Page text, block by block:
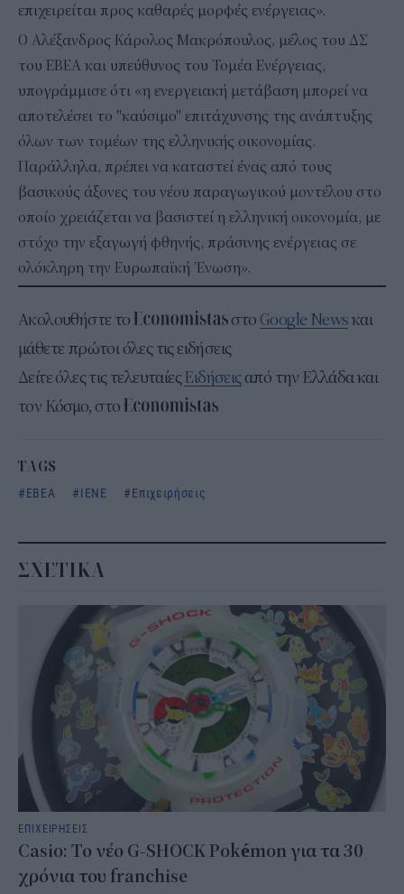
επιχειρείται προς καθαρές μορφές ενέργειας».
Ο Αλέξανδρος Κάρολος Μακρόπουλος, μέλος του ΔΣ
του ΕΒΕΑ και υπεύθυνος του Τομέα Ενέργειας,
υπογράμμισε ότι «η ενεργειακή μετάβαση μπορεί να
αποτελέσει το "καύσιμο" επιτάχυνσης της ανάπτυξης
όλων των τομέων της ελληνικής οικονομίας.
Παράλληλα, πρέπει να καταστεί ένας από τους
βασικούς άξονες του νέου παραγωγικού μοντέλου στο
οποίο χρειάζεται να βασιστεί η ελληνική οικονομία, με
στόχο την εξαγωγή φθηνής, πράσινης ενέργειας σε
ολόκληρη την Ευρωπαϊκή Ένωση».
Ακολουθήστε το στο Google Newsκαι
μάθετε πρώτοι όλες τις ειδήσεις
Δείτε όλες τις τελευταίεςΕιδήσειςαπό την Ελλάδα και
τον Κόσμο, στο
TAGS
ΕΒΕΑ
ΙΕΝΕ Επιχειρήσεις
ΣΧΕΤΙΚΑ
ΕΠΙΧΕΙΡΗΣΕΙΣ
Casio: Το νέο G-SHOCK Pokémon για τα 30
χρόνια του franchise